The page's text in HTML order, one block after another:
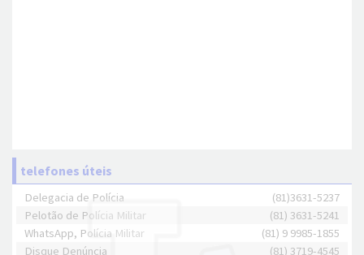
telefones úteis
Delegacia de Polícia
(81)3631-5237
Pelotão de Polícia Militar
(81) 3631-5241
WhatsApp, Polícia Militar
(81) 9 9985-1855
Disque Denúncia
(81) 3719-4545